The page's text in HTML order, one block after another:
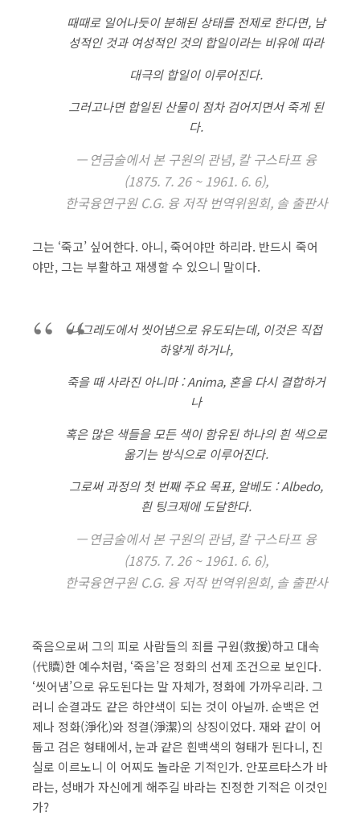
때때로 일어나듯이 분해된 상태를 전제로 한다면, 남
성적인 것과 여성적인 것의 합일이라는 비유에 따라
대극의 합일이 이루어진다.
그러고나면 합일된 산물이 점차 검어지면서 죽게 된
다.
연금술에서 본 구원의 관념, 칼 구스타프 융
(1875. 7. 26 ~ 1961. 6. 6),
한국융연구원 C.G. 융 저작 번역위원회, 솔 출판사
그는 ‘죽고’ 싶어한다. 아니, 죽어야만 하리라. 반드시 죽어
야만, 그는 부활하고 재생할 수 있으니 말이다.
니그레도에서 씻어냄으로 유도되는데, 이것은 직접
하얗게 하거나,
죽을 때 사라진 아니마 : Anima, 혼을 다시 결합하거
나
혹은 많은 색들을 모든 색이 함유된 하나의 흰 색으로
옮기는 방식으로 이루어진다.
그로써 과정의 첫 번째 주요 목표, 알베도 : Albedo,
흰 팅크제에 도달한다.
연금술에서 본 구원의 관념, 칼 구스타프 융
(1875. 7. 26 ~ 1961. 6. 6),
한국융연구원 C.G. 융 저작 번역위원회, 솔 출판사
죽음으로써 그의 피로 사람들의 죄를 구원(救援)하고 대속
(代贖)한 예수처럼, ‘죽음’은 정화의 선제 조건으로 보인다.
‘씻어냄’으로 유도된다는 말 자체가, 정화에 가까우리라. 그
러니 순결과도 같은 하얀색이 되는 것이 아닐까. 순백은 언
제나 정화(淨化)와 정결(淨潔)의 상징이었다. 재와 같이 어
둡고 검은 형태에서, 눈과 같은 흰백색의 형태가 된다니, 진
실로 이르노니 이 어찌도 놀라운 기적인가. 안포르타스가 바
라는, 성배가 자신에게 해주길 바라는 진정한 기적은 이것인
가?